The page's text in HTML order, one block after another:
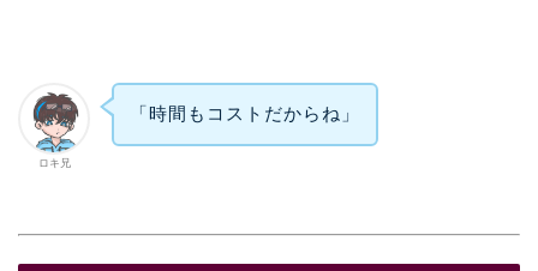
ロキ兄
「時間もコストだからね」